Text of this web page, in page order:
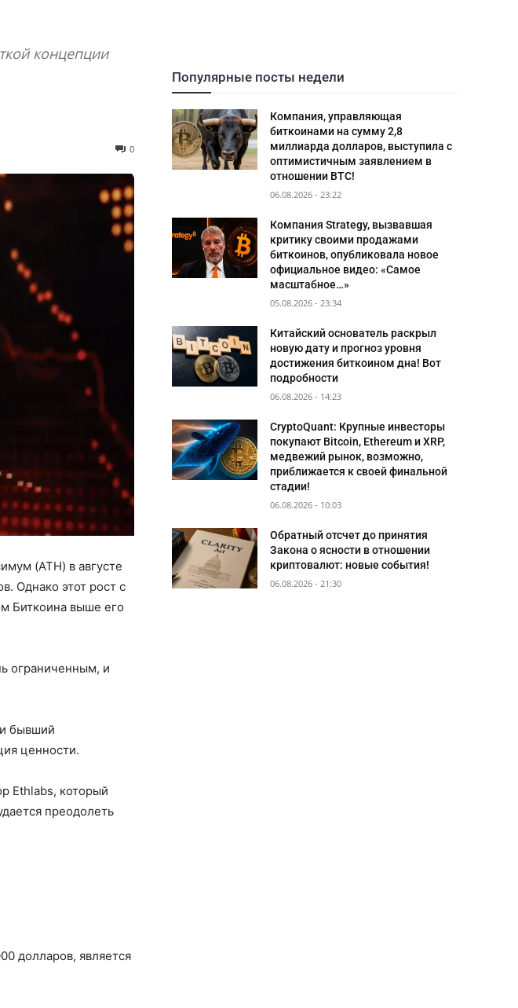
концепции
0
(ATH) в августе
Однако этот рост с
Биткоина выше его
ограниченным, и
и бывший
ценности.
Ethlabs, который
преодолеть
долларов, является
Популярные посты недели
Компания, управляющая
биткоинами на сумму 2,8
миллиарда долларов, выступила с
оптимистичным заявлением в
отношении BTC!
06.08.2026 - 23:22
Компания Strategy, вызвавшая
критику своими продажами
биткоинов, опубликовала новое
официальное видео: «Самое
масштабное…»
05.08.2026 - 23:34
Китайский основатель раскрыл
новую дату и прогноз уровня
достижения биткоином дна! Вот
подробности
06.08.2026 - 14:23
CryptoQuant: Крупные инвесторы
покупают Bitcoin, Ethereum и XRP,
медвежий рынок, возможно,
приближается к своей финальной
стадии!
06.08.2026 - 10:03
Обратный отсчет до принятия
Закона о ясности в отношении
криптовалют: новые события!
06.08.2026 - 21:30